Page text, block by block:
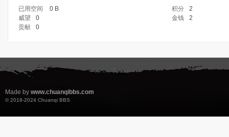
已用空间
0 B 积分
2
威望
0 金钱
2
贡献
0
Made by www.chuanqibbs.com
© 2018-2024 Chuanqi BBS